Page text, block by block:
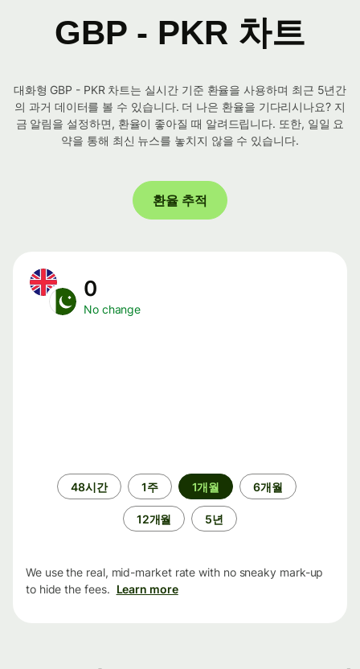
GBP - PKR 차트
대화형 GBP - PKR 차트는 실시간 기준 환율을 사용하며 최근 5년간
의 과거 데이터를 볼 수 있습니다. 더 나은 환율을 기다리시나요? 지
금 알림을 설정하면, 환율이 좋아질 때 알려드립니다. 또한, 일일 요
약을 통해 최신 뉴스를 놓치지 않을 수 있습니다.
환율 추적
0
No change
48시간 1주 1개월 6개월
12개월 5년
We use the real, mid-market rate with no sneaky mark-up
to hide the fees. Learn more